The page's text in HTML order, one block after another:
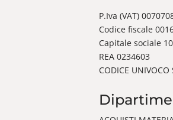
P.Iva (VAT)
Codice fiscale
Capitale sociale
REA 0234603
CODICE